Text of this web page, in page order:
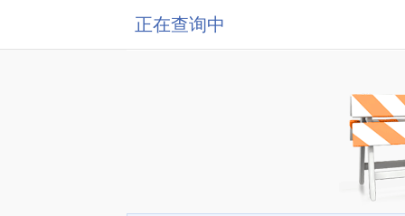
正在查询中